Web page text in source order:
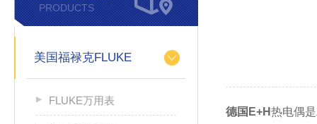
PRODUCTS
美国福禄克FLUKE
FLUKE万用表
德国E+H热电偶